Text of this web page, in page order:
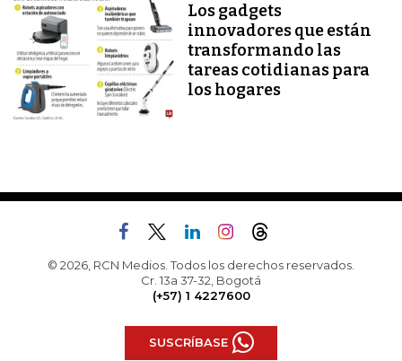
Los gadgets
innovadores que están
transformando las
tareas cotidianas para
los hogares
© 2026, RCN Medios. Todos los derechos reservados.
Cr. 13a 37-32, Bogotá
(+57) 1 4227600
SUSCRÍBASE